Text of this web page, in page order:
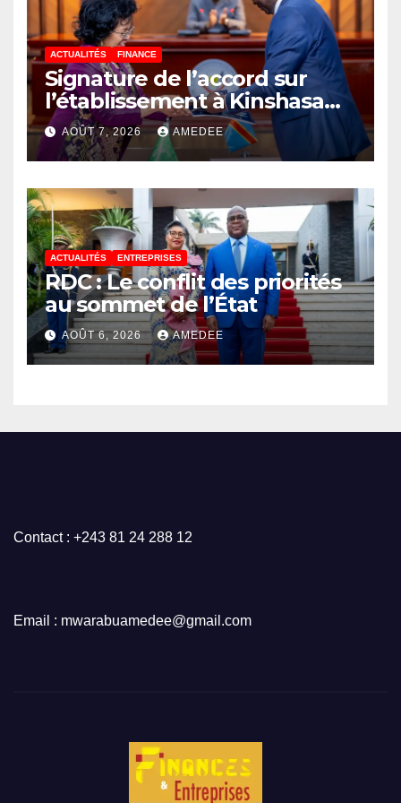
ACTUALITÉS FINANCE
Signature de l’accord sur
l’établissement à Kinshasa
du bureau-pays de l’Agence
de développement de
l’Union africaine–Nouveau
Partenariat pour le
développement de l’Afrique
(AUDA-NEPAD)
AOÛT 7, 2026 AMEDEE
ACTUALITÉS ENTREPRISES
RDC : Le conflit des priorités
au sommet de l’État
AOÛT 6, 2026 AMEDEE
Contact : +243 81 24 288 12
Email : mwarabuamedee@gmail.com